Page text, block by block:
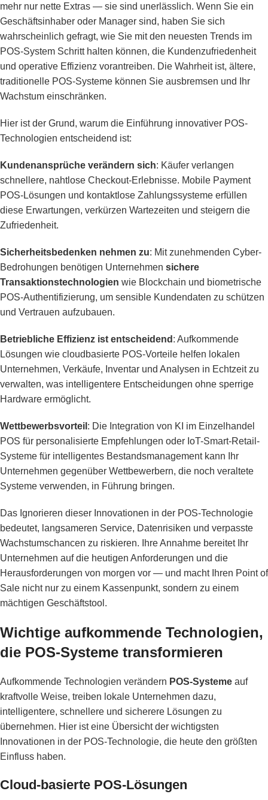
mehr nur nette Extras — sie sind unerlässlich. Wenn Sie ein
Geschäftsinhaber oder Manager sind, haben Sie sich
wahrscheinlich gefragt, wie Sie mit den neuesten Trends im
POS-System Schritt halten können, die Kundenzufriedenheit
und operative Effizienz vorantreiben. Die Wahrheit ist, ältere,
traditionelle POS-Systeme können Sie ausbremsen und Ihr
Wachstum einschränken.
Hier ist der Grund, warum die Einführung innovativer POS-
Technologien entscheidend ist:
Kundenansprüche verändern sich: Käufer verlangen
schnellere, nahtlose Checkout-Erlebnisse. Mobile Payment
POS-Lösungen und kontaktlose Zahlungssysteme erfüllen
diese Erwartungen, verkürzen Wartezeiten und steigern die
Zufriedenheit.
Sicherheitsbedenken nehmen zu: Mit zunehmenden Cyber-
Bedrohungen benötigen Unternehmen sichere
Transaktionstechnologien wie Blockchain und biometrische
POS-Authentifizierung, um sensible Kundendaten zu schützen
und Vertrauen aufzubauen.
Betriebliche Effizienz ist entscheidend : Aufkommende
Lösungen wie cloudbasierte POS-Vorteile helfen lokalen
Unternehmen, Verkäufe, Inventar und Analysen in Echtzeit zu
verwalten, was intelligentere Entscheidungen ohne sperrige
Hardware ermöglicht.
Wettbewerbsvorteil : Die Integration von KI im Einzelhandel
POS für personalisierte Empfehlungen oder IoT-Smart-Retail-
Systeme für intelligentes Bestandsmanagement kann Ihr
Unternehmen gegenüber Wettbewerbern, die noch veraltete
Systeme verwenden, in Führung bringen.
Das Ignorieren dieser Innovationen in der POS-Technologie
bedeutet, langsameren Service, Datenrisiken und verpasste
Wachstumschancen zu riskieren. Ihre Annahme bereitet Ihr
Unternehmen auf die heutigen Anforderungen und die
Herausforderungen von morgen vor — und macht Ihren Point of
Sale nicht nur zu einem Kassenpunkt, sondern zu einem
mächtigen Geschäftstool.
Wichtige aufkommende Technologien,
die POS-Systeme transformieren
Aufkommende Technologien verändern POS-Systeme auf
kraftvolle Weise, treiben lokale Unternehmen dazu,
intelligentere, schnellere und sicherere Lösungen zu
übernehmen. Hier ist eine Übersicht der wichtigsten
Innovationen in der POS-Technologie, die heute den größten
Einfluss haben.
Cloud-basierte POS-Lösungen